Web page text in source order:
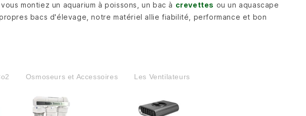
montiez un aquarium à poissons, un bac à crevettes ou un aquascape
bacs d'élevage, notre matériel allie fiabilité, performance et bon
Osmoseurs et Accessoires Les Ventilateurs